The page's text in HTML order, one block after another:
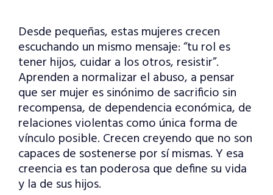
Desde pequeñas, estas mujeres crecen
escuchando un mismo mensaje: “tu rol es
tener hijos, cuidar a los otros, resistir”.
Aprenden a normalizar el abuso, a pensar
que ser mujer es sinónimo de sacrificio sin
recompensa, de dependencia económica, de
relaciones violentas como única forma de
vínculo posible. Crecen creyendo que no son
capaces de sostenerse por sí mismas. Y esa
creencia es tan poderosa que define su vida
y la de sus hijos.